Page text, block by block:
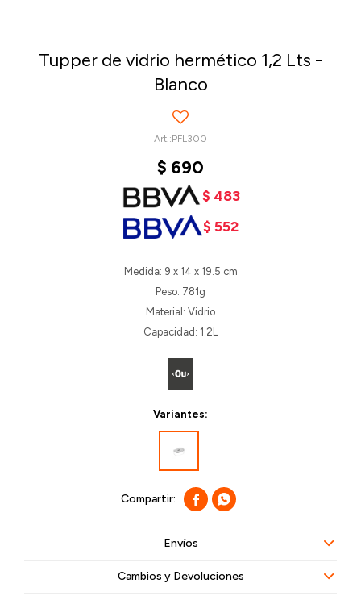
Tupper de vidrio hermético 1,2 Lts -
Blanco
PFL300
$ 690
$ 483
$ 552
Medida: 9 x 14 x 19.5 cm
Peso: 781g
Material: Vidrio
Capacidad: 1.2L
Variantes:
 
Envíos
Cambios y Devoluciones